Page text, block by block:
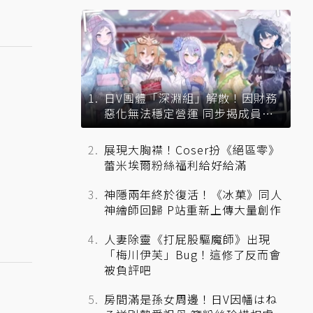
日V團體「深淵組」解散！因財務
惡化無法穩定營運 同步揭成員未
來去向
展現大胸襟！Coser扮《絕區零》
蕾米埃爾粉絲福利給好給滿
神隱兩年終於復活！《冰菓》同人
神繪師回歸 P站重新上傳大量創作
人妻除靈《打屁股驅魔師》出現
「梅川伊芙」Bug！這修了反而會
被負評吧
房間滿是孫女周邊！日V因幡はね